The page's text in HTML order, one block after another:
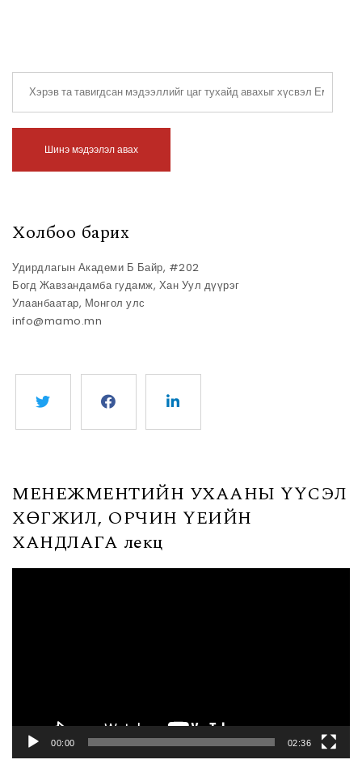
Шинэ мэдээлэл авах
Холбоо барих
Удирдлагын Академи Б Байр, #202
Богд Жавзандамба гудамж, Хан Уул дүүрэг
Улаанбаатар, Монгол улс
info@mamo.mn
МЕНЕЖМЕНТИЙН УХААНЫ ҮҮСЭЛ
ХӨГЖИЛ, ОРЧИН ҮЕИЙН
ХАНДЛАГА лекц
00:00 02:36